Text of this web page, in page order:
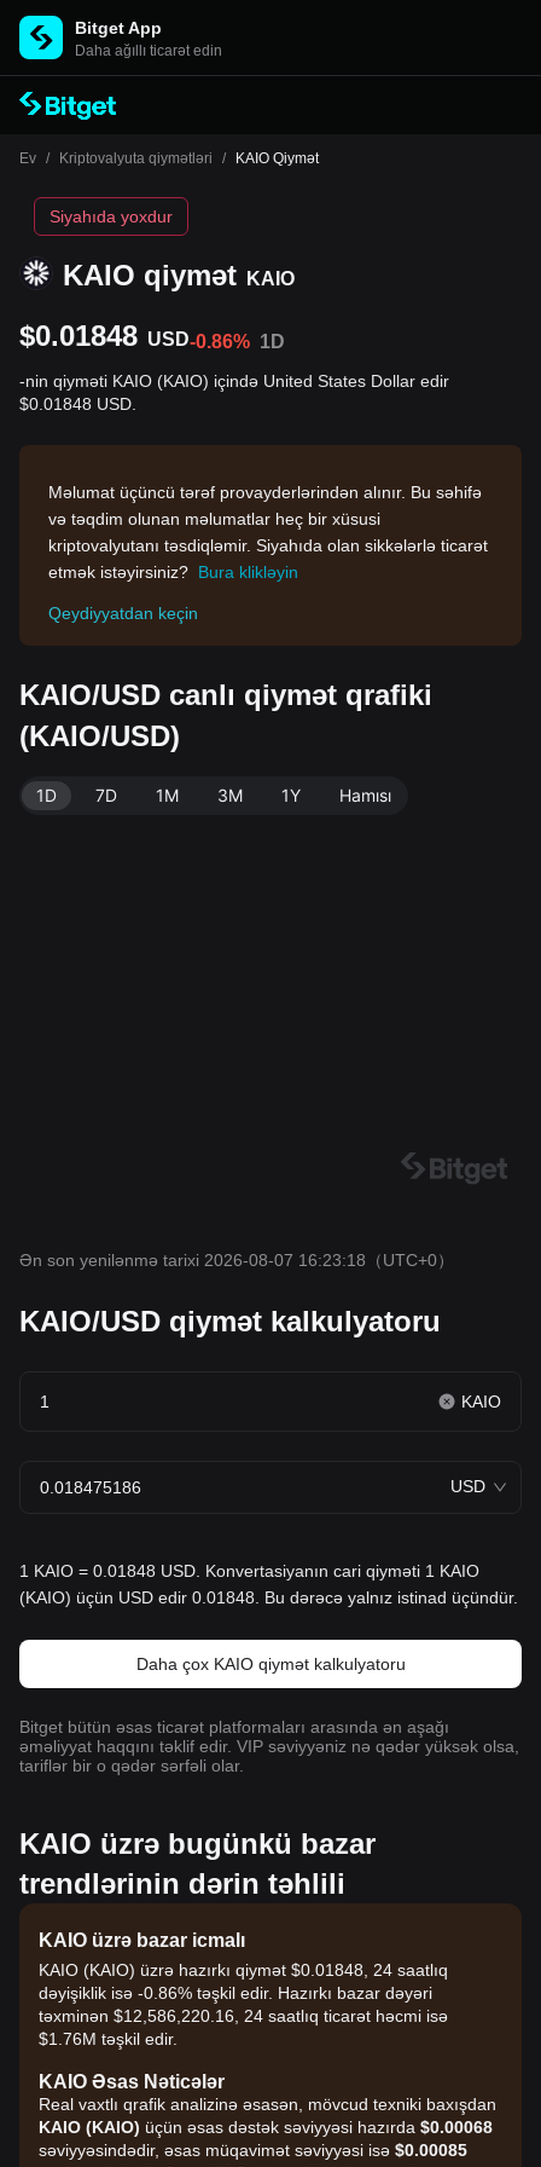
Bitget App
Daha ağıllı ticarət edin
Ev / Kriptovalyuta qiymətləri / KAIO Qiymət
KAIO qiymət KAIO
Siyahıda yoxdur
$0.01848 USD-0.86% 1D
-nin qiyməti KAIO (KAIO) içində United States Dollar edir
$0.01848 USD.
Məlumat üçüncü tərəf provayderlərindən alınır. Bu səhifə
və təqdim olunan məlumatlar heç bir xüsusi
kriptovalyutanı təsdiqləmir. Siyahıda olan sikkələrlə ticarət
etmək istəyirsiniz? Bura klikləyin
Qeydiyyatdan keçin
KAIO/USD canlı qiymət qrafiki
(KAIO/USD)
1D 7D 1M 3M 1Y Hamısı
Ən son yenilənmə tarixi 2026-08-07 16:23:18 （UTC+0）
KAIO/USD qiymət kalkulyatoru
KAIO
USD
1 KAIO = 0.01848 USD. Konvertasiyanın cari qiyməti 1 KAIO
(KAIO) üçün USD edir 0.01848. Bu dərəcə yalnız istinad üçündür.
Daha çox KAIO qiymət kalkulyatoru
Bitget bütün əsas ticarət platformaları arasında ən aşağı
əməliyyat haqqını təklif edir. VIP səviyyəniz nə qədər yüksək olsa,
tariflər bir o qədər sərfəli olar.
KAIO üzrə bugünkü bazar
trendlərinin dərin təhlili
KAIO üzrə bazar icmalı
KAIO (KAIO) üzrə hazırkı qiymət $0.01848, 24 saatlıq
dəyişiklik isə -0.86% təşkil edir. Hazırkı bazar dəyəri
təxminən $12,586,220.16, 24 saatlıq ticarət həcmi isə
$1.76M təşkil edir.
KAIO Əsas Nəticələr
Real vaxtlı qrafik analizinə əsasən, mövcud texniki baxışdan
KAIO (KAIO) üçün əsas dəstək səviyyəsi hazırda $0.00068
səviyyəsindədir, əsas müqavimət səviyyəsi isə $0.00085